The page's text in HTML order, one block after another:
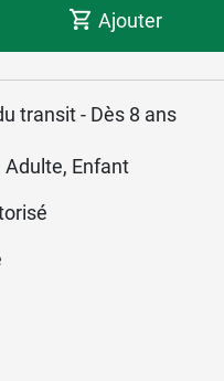
Ajouter
transit - Dès 8 ans
Enfant